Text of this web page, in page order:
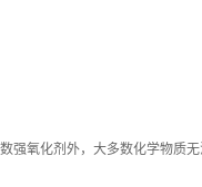
强氧化剂外，大多数化学物